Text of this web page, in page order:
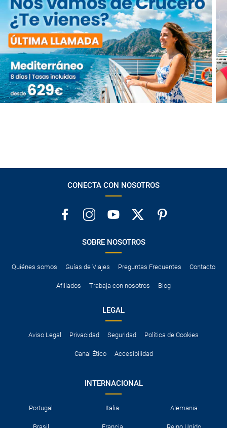
CONECTA CON NOSOTROS
SOBRE NOSOTROS
Quiénes somos Guías de Viajes Preguntas Frecuentes Contacto
Afiliados Trabaja con nosotros Blog
LEGAL
Aviso Legal Privacidad Seguridad Política de Cookies
Canal Ético Accesibilidad
INTERNACIONAL
Portugal Italia Alemania